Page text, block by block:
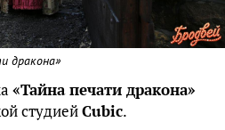
дракона»
«Тайна печати дракона»
студиейCubic.